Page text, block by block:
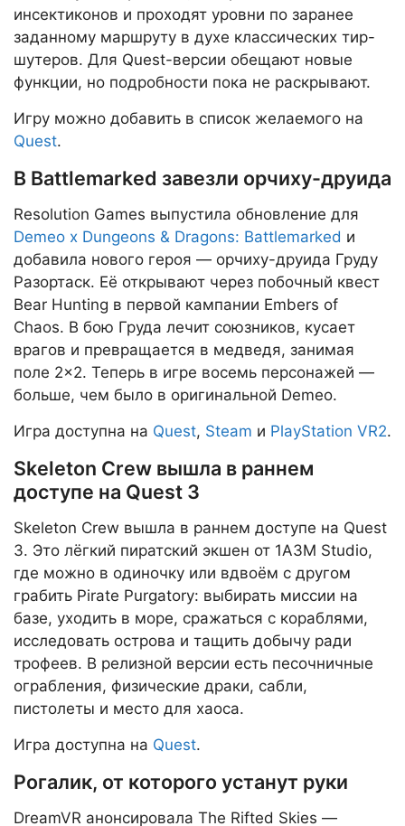
инсектиконов и проходят уровни по заранее
заданному маршруту в духе классических тир-
шутеров. Для Quest-версии обещают новые
функции, но подробности пока не раскрывают.
Игру можно добавить в список желаемого на
Quest.
В Battlemarked завезли орчиху-друида
Resolution Games выпустила обновление для
Demeo x Dungeons & Dragons: Battlemarked и
добавила нового героя — орчиху-друида Груду
Разортаск. Её открывают через побочный квест
Bear Hunting в первой кампании Embers of
Chaos. В бою Груда лечит союзников, кусает
врагов и превращается в медведя, занимая
поле 2×2. Теперь в игре восемь персонажей —
больше, чем было в оригинальной Demeo.
Игра доступна на Quest, Steam и PlayStation VR2.
Skeleton Crew вышла в раннем
доступе на Quest 3
Skeleton Crew вышла в раннем доступе на Quest
3. Это лёгкий пиратский экшен от 1A3M Studio,
где можно в одиночку или вдвоём с другом
грабить Pirate Purgatory: выбирать миссии на
базе, уходить в море, сражаться с кораблями,
исследовать острова и тащить добычу ради
трофеев. В релизной версии есть песочничные
ограбления, физические драки, сабли,
пистолеты и место для хаоса.
Игра доступна на Quest.
Рогалик, от которого устанут руки
DreamVR анонсировала The Rifted Skies —